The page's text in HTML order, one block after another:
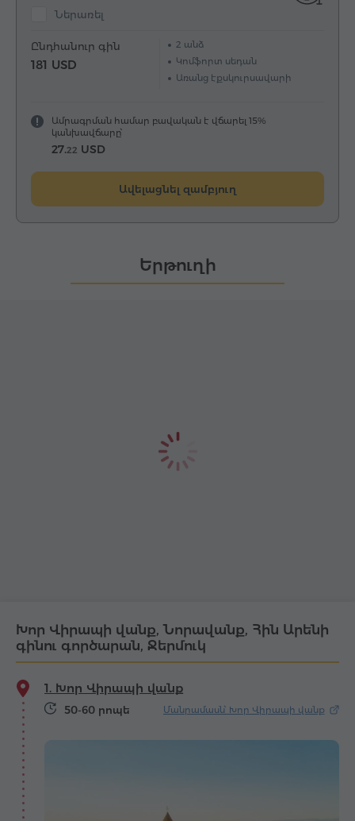
Ներառել
Ընդհանուր գին
181 USD
2 անձ
Կոմֆորտ սեդան
Առանց էքսկուրսավարի
Ամրագրման համար բավական է վճարել 15%
կանխավճարը՝
27.22 USD
Ավելացնել զամբյուղ
Երթուղի
Խոր Վիրապի վանք, Նորավանք, Հին Արենի
գինու գործարան, Ջերմուկ
1. Խոր Վիրապի վանք
50-60 րոպե Մանրամասն՝ Խոր Վիրապի վանք